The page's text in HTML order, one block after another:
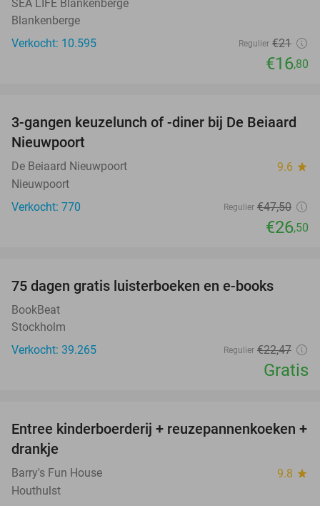
SEA LIFE Blankenberge
Blankenberge
Verkocht: 10.595
Regulier €21
€16,80
44%
3-gangen keuzelunch of -diner bij De Beiaard
Nieuwpoort
De Beiaard Nieuwpoort 9.6 star
Nieuwpoort
Verkocht: 770
Regulier €47,50
€26,50
75 dagen gratis luisterboeken en e-books
BookBeat
Stockholm
Verkocht: 39.265
Regulier €22,47
Gratis
30%
Entree kinderboerderij + reuzepannenkoeken +
drankje
Barry's Fun House 9.8 star
Houthulst